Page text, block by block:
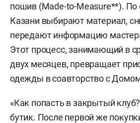
пошив (Made-to-Measure**). По
Казани выбирают материал,
передают информацию
Этот процесс, занимающий в
двух месяцев, превращает
одежды в соавторство с
«Как попасть в закрытый
бутик. После первой же